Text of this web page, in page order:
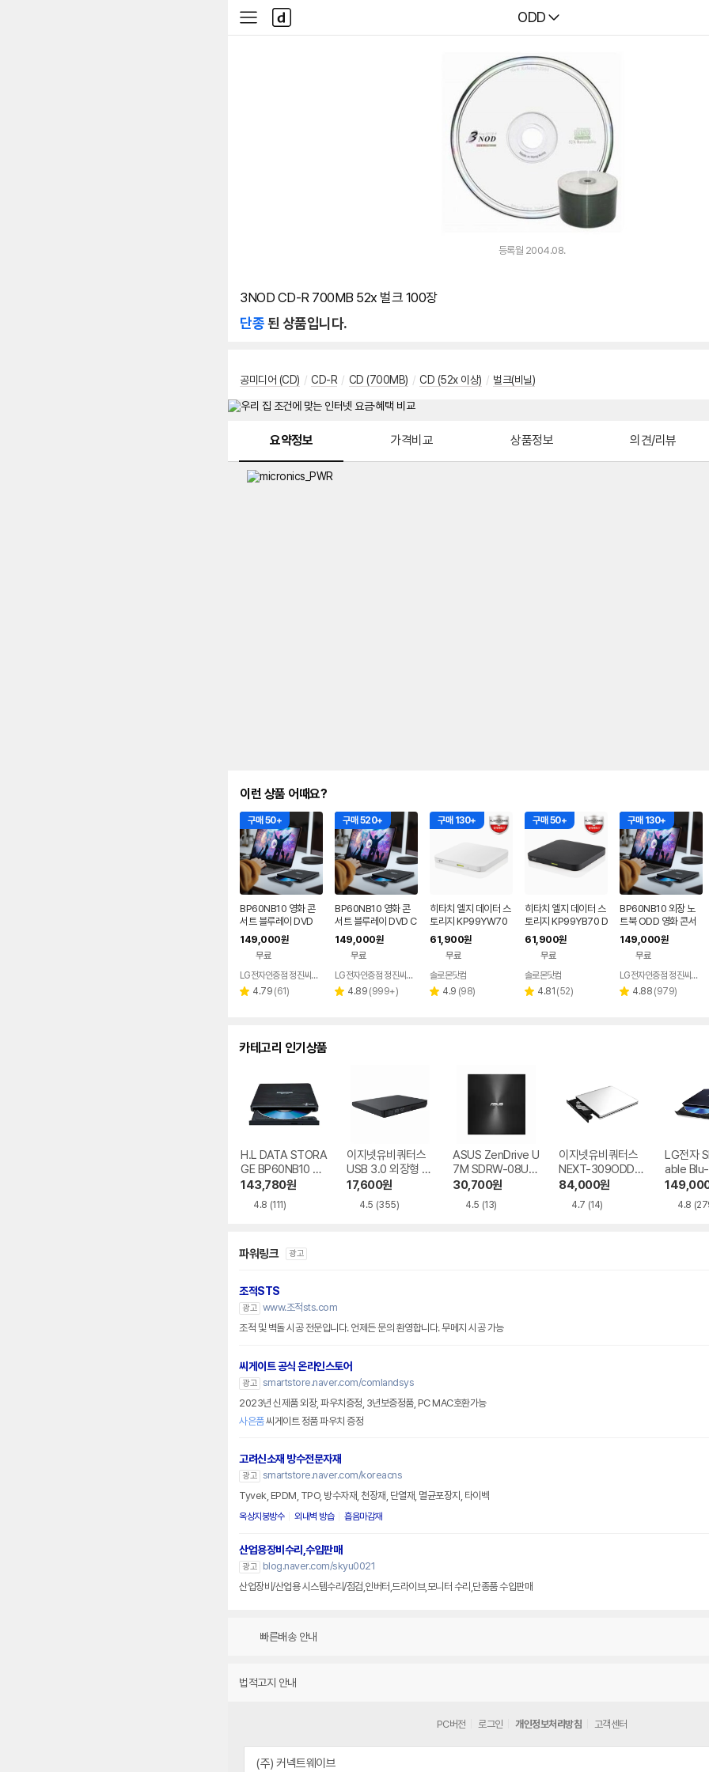
다나와
ODD
사
이
다
나
와
등록월 2004.08.
3NOD CD-R 700MB 52x 벌크 100장
단종된 상품입니다.
공미디어 (CD) / CD-R / CD (700MB) / CD (52x 이상) / 벌크(비닐)
요약정보 가격비교 상품정보 의견/리뷰
이런 상품 어때요?
구매 50+
BP60NB10 영화 콘
서트 블루레이 DVD
플레이어 노트북 외장
ODD 맥 호환
149,000원
무료
LG전자인증점 정진씨앤에스
별 4.79 리
(61)
구매 520+
BP60NB10 영화 콘
서트 블루레이 DVD C
D 재생 리핑 노트북 외
장 ODD
149,000원
무료
LG전자인증점 정진씨앤에스
별 4.89 리
(999+)
구매 130+
히타치 엘지 데이터 스
토리지 KP99YW70
DVD 화이트 외장OD
D CD DVD 리핑 안드
로이드
61,900원
무료
페이
솔로몬닷컴
별 4.9 리
(98)
구매 50+
히타치 엘지 데이터 스
토리지 KP99YB70 D
VD 블랙 외장ODD C
D DVD 리핑 안드로이
61,900원
무료
페이
솔로몬닷컴
별 4.81 리
(52)
구매 130+
BP60NB10 외장 노
트북 ODD 영화 콘서
트 블루레이 DVD 재
생 리핑 맥 호환
149,000원
무료
LG전자인증점 정진씨앤에스
별 4.88 리
(979)
카테고리 인기상품
H.L DATA STORA
GE BP60NB10 블
루레이 외장ODD
143,780원
4.8 (111)
이지넷유비쿼터스
USB 3.0 외장형 D
VD-RW NEXT-20
0DVD-RW
17,600원
4.5 (355)
ASUS ZenDrive U
7M SDRW-08U7
M-U-B
30,700원
4.5 (13)
이지넷유비쿼터스
NEXT-309ODD-
BR 트레이 방식
84,000원
4.7 (14)
LG전자
able
Writer
4.8
파워링크 광고
조적STS
광고 www.조적sts.com
조적 및 벽돌 시공 전문입니다. 언제든 문의 환영합니다. 무메지 시공 가능
씨게이트 공식 온라인스토어
광고 smartstore.naver.com/comlandsys
2023년 신제품 외장, 파우치증정, 3년보증정품, PC MAC호환가능
사은품씨게이트 정품 파우치 증정
고려신소재 방수전문자재
광고 smartstore.naver.com/koreacns
Tyvek, EPDM, TPO, 방수자재, 천장재, 단열재, 멸균포장지, 타이벡
옥상지붕방수 외내벽 방습 흡음마감재
산업용장비수리,수입판매
광고
blog.naver.com/skyu0021
산업장비/산업용 시스템수리/점검,인버터,드라이브,모니터 수리,단종품 수입판매
빠른배송 안내
법적고지 안내
PC버전 로그인 개인정보처리방침 고객센터
(주) 커넥트웨이브